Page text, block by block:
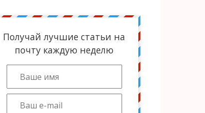
Получай лучшие статьи на
почту каждую неделю